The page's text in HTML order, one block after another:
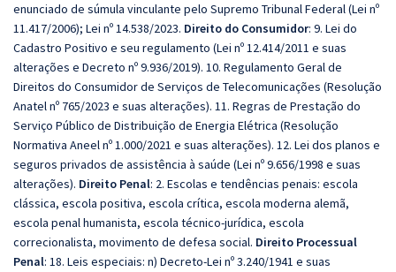
enunciado de súmula vinculante pelo Supremo Tribunal Federal (Lei nº
11.417/2006); Lei nº 14.538/2023. Direito do Consumidor: 9. Lei do
Cadastro Positivo e seu regulamento (Lei nº 12.414/2011 e suas
alterações e Decreto nº 9.936/2019). 10. Regulamento Geral de
Direitos do Consumidor de Serviços de Telecomunicações (Resolução
Anatel nº 765/2023 e suas alterações). 11. Regras de Prestação do
Serviço Público de Distribuição de Energia Elétrica (Resolução
Normativa Aneel nº 1.000/2021 e suas alterações). 12. Lei dos planos e
seguros privados de assistência à saúde (Lei nº 9.656/1998 e suas
alterações). Direito Penal: 2. Escolas e tendências penais: escola
clássica, escola positiva, escola crítica, escola moderna alemã,
escola penal humanista, escola técnico-jurídica, escola
correcionalista, movimento de defesa social. Direito Processual
Penal: 18. Leis especiais: n) Decreto-Lei nº 3.240/1941 e suas